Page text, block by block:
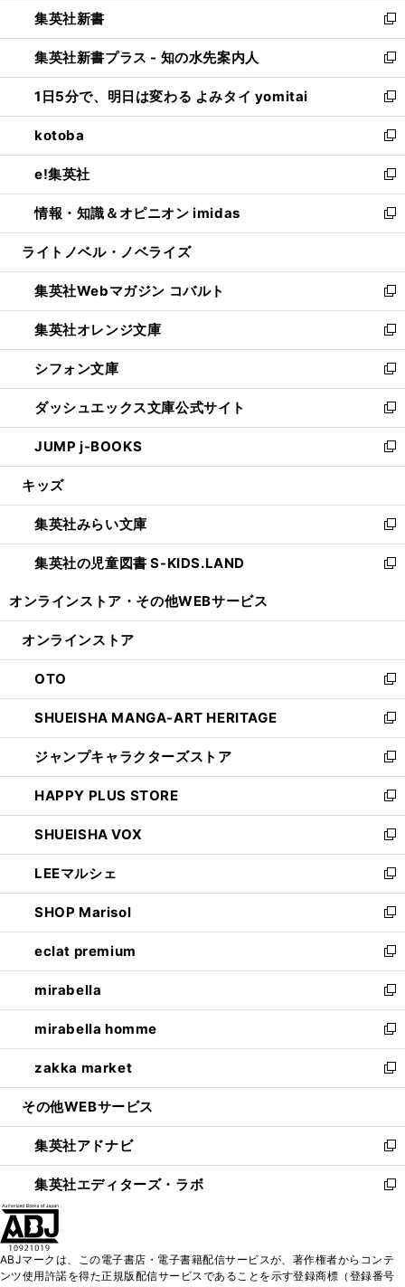
く
で
開
く
ィ
ン
ド
ウ
で
開
く
い
ウ
ィ
ン
ド
ウ
で
開
く
集英社新書
新
し
い
ウ
ィ
ン
ド
ウ
で
開
く
集英社新書プラス - 知の水先案内人
新
し
い
ウ
ィ
ン
ド
ウ
で
開
1日5分で、明日は変わる よみタイ yomitai
新
し
い
ウ
ィ
ン
ド
ウ
開
く
kotoba
新
し
い
ウ
ィ
ン
ウ
で
開
く
e!集英社
新
し
い
ウ
ン
ド
ウ
で
開
く
情報・知識＆オピニオン imidas
新
し
ウ
ィ
ン
ド
ウ
で
開
く
ライトノベル・ノベライズ
集英社Webマガジン コバルト
新
し
い
ウ
ィ
ン
ド
ウ
で
開
集英社オレンジ文庫
新
し
い
ウ
ィ
ン
ド
ウ
開
く
シフォン文庫
新
し
い
ウ
ィ
ン
ウ
で
開
く
ダッシュエックス文庫公式サイト
新
し
い
ウ
ン
ド
ウ
で
JUMP j-BOOKS
新
し
ウ
ィ
ン
ド
開
キッズ
集英社みらい文庫
新
し
い
ン
ウ
で
開
く
集英社の児童図書 S-KIDS.LAND
新
ウ
ン
ド
ウ
で
開
く
オンラインストア・ その他WEBサービス
オンラインストア
OTO
新
し
い
ウ
ィ
ン
ド
ウ
で
開
く
SHUEISHA MANGA-ART HERITAGE
新
し
い
ウ
ィ
ン
ド
ウ
で
開
く
ジャンプキャラクターズストア
新
し
い
ウ
ィ
ン
ド
ウ
で
開
く
HAPPY PLUS STORE
新
し
い
ウ
ィ
ン
ド
ウ
で
開
く
SHUEISHA VOX
新
し
い
ウ
ィ
ン
ド
ウ
で
開
く
LEEマルシェ
新
し
い
ウ
ィ
ン
ド
ウ
で
開
く
SHOP Marisol
新
し
い
ウ
ィ
ン
ド
ウ
で
開
eclat premium
新
し
い
ウ
ィ
ン
ド
ウ
開
く
mirabella
新
し
い
ウ
ィ
ン
ウ
で
開
く
mirabella homme
新
し
い
ウ
ン
ド
ウ
で
zakka market
新
し
ウ
ィ
ン
ド
く
その他WEBサービス
集英社アドナビ
新
し
い
ド
ウ
集英社エディターズ・ラボ
新
ィ
ン
ABJマークは、この電子書店・電子書籍配信サービスが、著作権者からコンテ
ンツ使用許諾を得た正規版配信サービスであることを示す登録商標（登録番号